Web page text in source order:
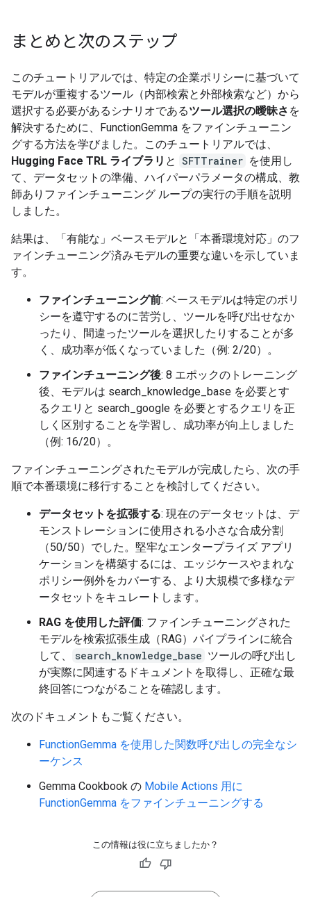
Output:
  -> ❌ wrong (expected 'search_google' missing)
Output:
  `-> ✅ correct!
8 Prompt: How do I list open ports on a Linux
Output:
  `-> ✅ correct!
9 Prompt: What is our Slack message retention
Output:
  `-> ✅ correct!
10 Prompt: Compare the features of iPhone 15 vs
Output:
  `-> ✅ correct!
Output:
  `-> ✅ correct!
  -> ❌ wrong (expected 'search_google' missing)
13 Prompt: How do I request a new monitor setup?
Output:
  `-> ✅ correct!
14 Prompt: What is the difference between VLOOKUP
Output:
  `-> ✅ correct!
15 Prompt: Find the onboarding checklist for new
Output:
  `-> ✅ correct!
16 Prompt: What are the latest release notes for
Output:
  `-> ✅ correct!
17 Prompt: Do we have preferred hotel partners in
Output:
  `-> ✅ correct!
18 Prompt: How to undo the last git commit but
Output:
  -> ❌ wrong (expected 'search_google' missing)
19 Prompt: What is the process for creating a
Output:
  `-> ✅ correct!
20 Prompt: Tutorial on SQL window functions.
Output:
  -> ❌ wrong (expected 'search_google' missing)
まとめと次のステップ
このチュートリアルでは、特定の企業ポリシーに基づいて
モデルが重複するツール（内部検索と外部検索など）から
選択する必要があるシナリオであるツール選択の曖昧さ を
解決するために、FunctionGemma をファインチューニン
グする方法を学びました。このチュートリアルでは、
Hugging Face TRL ライブラリ と SFTTrainer を使用し
て、データセットの準備、ハイパーパラメータの構成、教
師ありファインチューニング ループの実行の手順を説明
しました。
結果は、「有能な」ベースモデルと「本番環境対応」のフ
ァインチューニング済みモデルの重要な違いを示していま
す。
ファインチューニング前: ベースモデルは特定のポリ
シーを遵守するのに苦労し、ツールを呼び出せなか
ったり、間違ったツールを選択したりすることが多
く、成功率が低くなっていました（例: 2/20）。
ファインチューニング後: 8 エポックのトレーニング
後、モデルは search_knowledge_base を必要とす
るクエリと search_google を必要とするクエリを正
しく区別することを学習し、成功率が向上しました
（例: 16/20）。
ファインチューニングされたモデルが完成したら、次の手
順で本番環境に移行することを検討してください。
データセットを拡張する: 現在のデータセットは、デ
モンストレーションに使用される小さな合成分割
（50/50）でした。堅牢なエンタープライズ アプリ
ケーションを構築するには、エッジケースやまれな
ポリシー例外をカバーする、より大規模で多様なデ
ータセットをキュレートします。
RAG を使用した評価: ファインチューニングされた
モデルを検索拡張生成（RAG）パイプラインに統合
して、
search_knowledge_base ツールの呼び出し
が実際に関連するドキュメントを取得し、正確な最
終回答につながることを確認します。
次のドキュメントもご覧ください。
FunctionGemma を使用した関数呼び出しの完全なシ
ーケンス
Gemma Cookbook の Mobile Actions 用に
FunctionGemma をファインチューニングする
この情報は役に立ちましたか？